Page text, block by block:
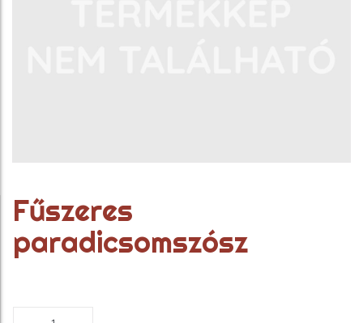
Fűszeres
paradicsomszósz